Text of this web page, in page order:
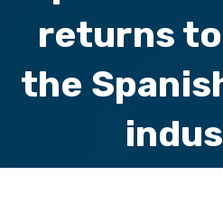
returns
the